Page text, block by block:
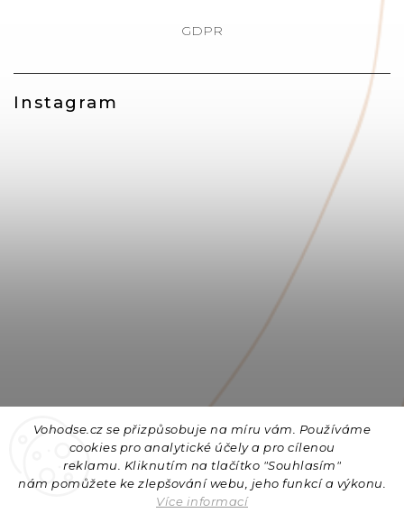
Vohodse.cz se přizpůsobuje na míru vám. Používáme
cookies pro analytické účely a pro cílenou
reklamu. Kliknutím na tlačítko "Souhlasím"
nám pomůžete ke zlepšování webu, jeho funkcí a výkonu.
Více informací
Instagram
Sledovat na Instagramu
GDPR